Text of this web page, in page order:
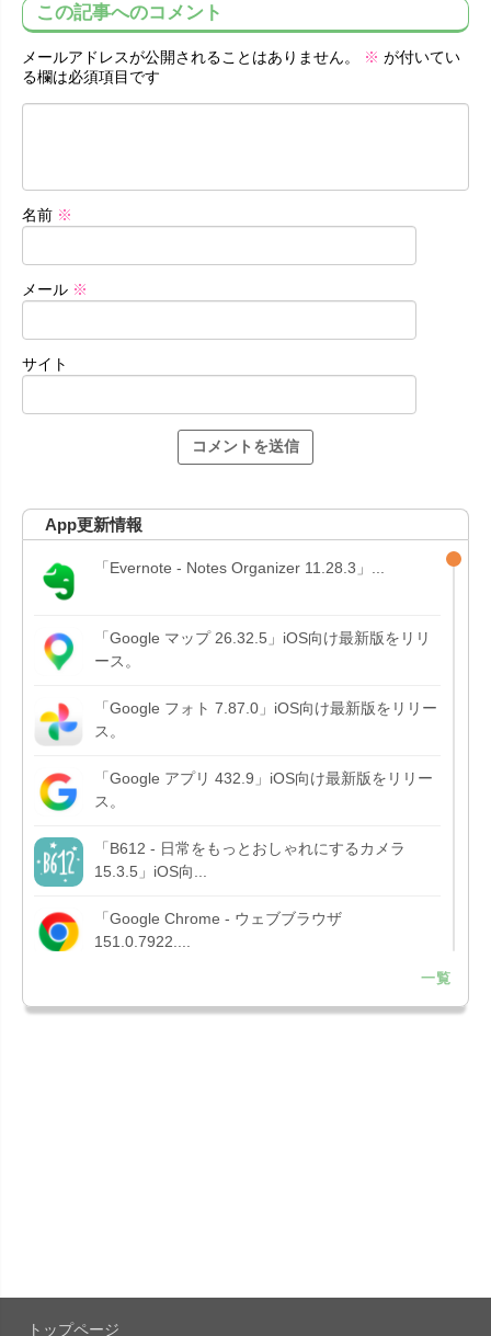
この記事へのコメント
メールアドレスが公開されることはありません。 ※ が付いてい
る欄は必須項目です
名前 ※
メール ※
サイト
App更新情報
「Evernote - Notes Organizer 11.28.3」...
「Google マップ 26.32.5」iOS向け最新版をリリ
ース。
「Google フォト 7.87.0」iOS向け最新版をリリー
ス。
「Google アプリ 432.9」iOS向け最新版をリリー
ス。
「B612 - 日常をもっとおしゃれにするカメラ
15.3.5」iOS向...
「Google Chrome - ウェブブラウザ
151.0.7922....
「Microsoft OneDrive 18.7.3」iOS向け最新版を...
一覧
トップページ